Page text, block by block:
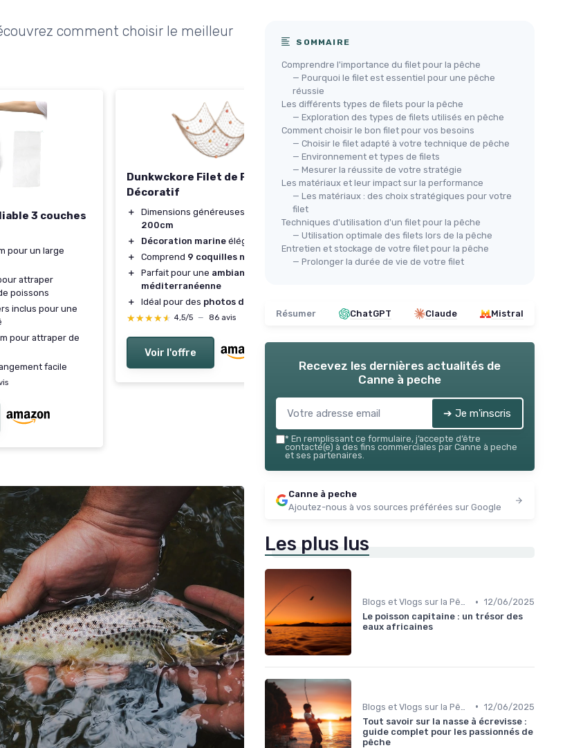
comment choisir le meilleur
3 couches
pour un large
attraper
poissons
inclus pour une
pour attraper de
facile
Dunkwckore Filet de Pêche
Décoratif
＋ Dimensions généreuses de
100cm ×
200cm
＋
Décoration marine élégante
＋
Comprend 9 coquilles naturelles
＋
Parfait pour une ambiance
méditerranéenne
＋
Idéal pour des photos de fête
★★★★★
★★★★★ 4,5/5 — 86 avis
Voir l'offre
30m
＋ Durabilitégrâce au nylon
＋ Pliablepour un transport facile
de hauteur
Voir l'offre
SOMMAIRE
Comprendre l'importance du filet pour la pêche
— Pourquoi le filet est essentiel pour une pêche
réussie
Les différents types de filets pour la pêche
— Exploration des types de filets utilisés en pêche
Comment choisir le bon filet pour vos besoins
— Choisir le filet adapté à votre technique de pêche
— Environnement et types de filets
— Mesurer la réussite de votre stratégie
Les matériaux et leur impact sur la performance
— Les matériaux : des choix stratégiques pour votre
filet
Techniques d'utilisation d'un filet pour la pêche
— Utilisation optimale des filets lors de la pêche
Entretien et stockage de votre filet pour la pêche
— Prolonger la durée de vie de votre filet
Résumer ChatGPT Claude Mistral
Recevez les dernières actualités de
Canne à peche
➔ Je m'inscris
* En remplissant ce formulaire, j’accepte d’être
contacté(e) à des fins commerciales par Canne à peche
et ses partenaires.
Canne à peche
Ajoutez-nous à vos sources préférées sur Google
Les plus lus
Blogs et Vlogs sur la Pêche • 12/06/2025
Le poisson capitaine : un trésor des
eaux africaines
• 12/06/2025
Tout savoir sur la nasse à écrevisse :
guide complet pour les passionnés de
pêche